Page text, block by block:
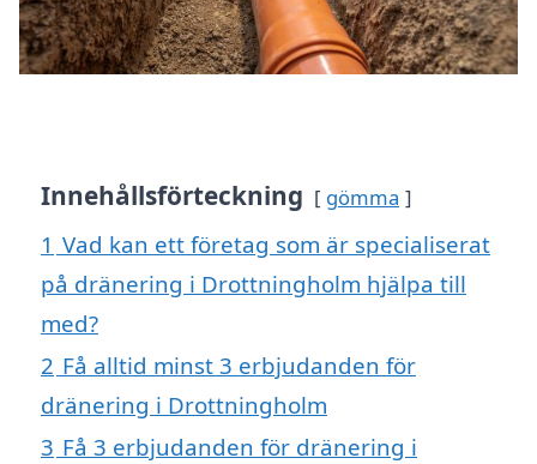
Innehållsförteckning gömma
1 Vad kan ett företag som är specialiserat
på dränering i Drottningholm hjälpa till
med?
2 Få alltid minst 3 erbjudanden för
dränering i Drottningholm
3 Få 3 erbjudanden för dränering i